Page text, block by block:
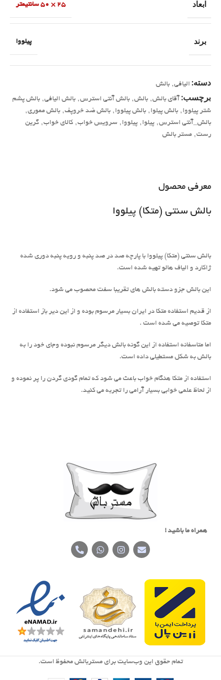
معرفی محصول
بالش سنتی (متکا) پیلووا
بالش سنتی (متکا) پیلووا با پارچه صد در صد پنبه و رویه پنبه دوری شده
ژاکارد و الیاف هالو تهیه شده است.
این بالش جزو دسته بالش های تقریبا سفت محصوب می شود.
از قدیم استفاده متکا در ایران بسیار مرسوم بوده و از این دیر باز استفاده از
متکا توصیه می شده است .
اما متاسفانه استفاده از این گونه بالش دیگر مرسوم نبوده وجای خود را به
بالش به شکل مستطیلی داده است.
استفاده از متکا هنگام خواب باعث می شود که تمام گودی گردن را پر نموده و
از لحاظ علمی خوابی بسیار آرامی را تجربه می کنید.
ابعاد 25 × 50 سانتیمتر
برند پیلووا
دسته: الیافی, بالش
برچسب: آقای بالش, بالش, بالش آنتی استرس, بالش الیافی, بالش پشم
شتر پیلووا , بالش پیلوا , بالش پیلووا , بالش ضد خروپف, بالش مموری,
بالش_آنتی استرس, پیلوا , پیلووا , سرویس خواب, کالای خواب, گرین
رست, مستر بالش
همراه ما باشید !
تمام حقوق اين وب‌سايت برای مستربالش محفوظ است.